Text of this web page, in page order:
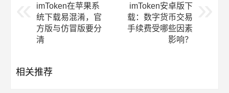
imToken在苹果系
统下载易混淆，官
方版与仿冒版要分
清
imToken安卓版下
载：数字货币交易
手续费受哪些因素
影响？
相关推荐